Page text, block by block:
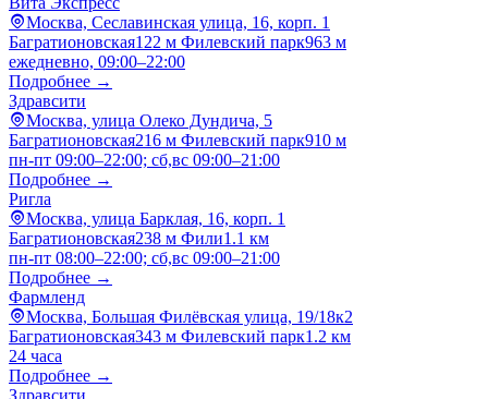
Москва, Сеславинская улица, 16, корп. 1
Багратионовская122 м Филевский парк963 м
ежедневно, 09:00–22:00
Подробнее →
Здравсити
Москва, улица Олеко Дундича, 5
Багратионовская216 м Филевский парк910 м
пн-пт 09:00–22:00; сб,вс 09:00–21:00
Подробнее →
Ригла
Москва, улица Барклая, 16, корп. 1
Багратионовская238 м Фили1.1 км
пн-пт 08:00–22:00; сб,вс 09:00–21:00
Подробнее →
Фармленд
Москва, Большая Филёвская улица, 19/18к2
Багратионовская343 м Филевский парк1.2 км
24 часа
Подробнее →
Здравсити